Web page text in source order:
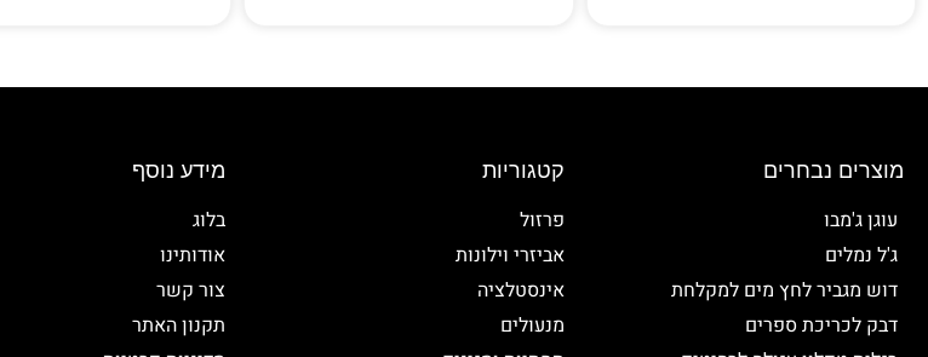
מוצרים נבחרים
עוגן ג'מבו
ג'ל נמלים
דוש מגביר לחץ מים למקלחת
דבק לכריכת ספרים
קטגוריות
פרזול
אביזרי וילונות
אינסטלציה
מנעולים
מידע נוסף
בלוג
אודותינו
צור קשר
תקנון האתר